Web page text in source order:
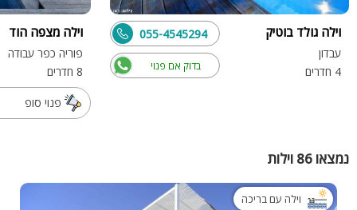
וילה גולד בוטיק
עבדון
4 חדרים
בדוק אם פנוי
055-4545294 וילה מצפה הוד
פוריה כפר עבודה
8 חדרים
פנוי סופ
נמצאו 86 וילות
וילה עם בריכה